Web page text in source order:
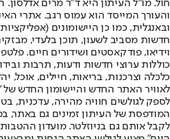
חול. מו"ל העיתון היא ד"ר מרים
והעורך המייסד הוא עמוס רגב. אתרי
חדשות מסביב לשעון, תוכן בלעדי,
וידיאו, פודקאסטים ושידורים חיים.
כוללות ערוצי חדשות ודעות, תרבות
לאוויר האתר החדש והיישומון החדש
לספק לגולשים חוויה מהירה, עדכנית,
המודפסת של העיתון זמינים גם באתר,
לקבל אותם גם בניוזלטר. מועדון